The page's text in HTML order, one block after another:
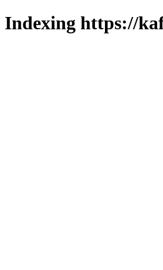
Indexing https://